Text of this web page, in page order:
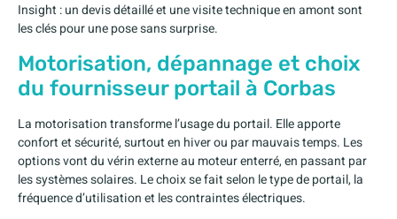
Insight : un devis détaillé et une visite technique en amont sont
les clés pour une pose sans surprise.
Motorisation, dépannage et choix
du fournisseur portail à Corbas
La motorisation transforme l’usage du portail. Elle apporte
confort et sécurité, surtout en hiver ou par mauvais temps. Les
options vont du vérin externe au moteur enterré, en passant par
les systèmes solaires. Le choix se fait selon le type de portail, la
fréquence d’utilisation et les contraintes électriques.